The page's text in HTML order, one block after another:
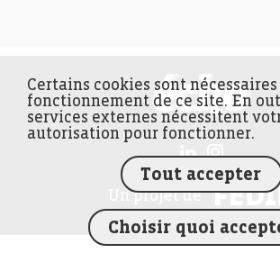
Un projet de
Certains cookies sont nécessaires
fonctionnement de ce site. En
services externes nécessitent
autorisation pour fonctionner.
Tout accepter
Choisir quoi